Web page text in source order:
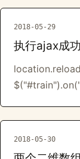
2018-05-29
执行ajax成
2018-05-30